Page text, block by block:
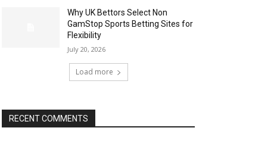
Why UK Bettors Select Non
GamStop Sports Betting Sites for
Flexibility
July 20, 2026
Load more
RECENT COMMENTS